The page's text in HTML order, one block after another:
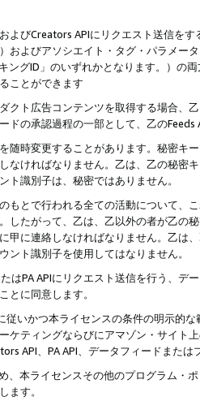
よびCreators APIにリクエスト送信を
およびアソシエイト・タグ・パラメー
ングID」のいずれかとなります。）の
ことができます
クト広告コンテンツを取得する場合、
ドの承認過程の一部として、乙の
随時変更することがあります。秘密キ
なければなりません。乙は、乙の秘密
ト識別子は、秘密ではありません。
もとで行われる全ての活動について、
したがって、乙は、乙以外の者が乙の
甲に連絡しなければなりません。乙は
ント識別子を使用してはなりません。
はPA APIにリクエスト送信を行う、デ
とに同意します。
従いかつ本ライセンスの条件の明示的
ケティングならびにアマゾン・サイト
API、PA API、データフィードまた
、本ライセンスその他のプログラム・
ます。